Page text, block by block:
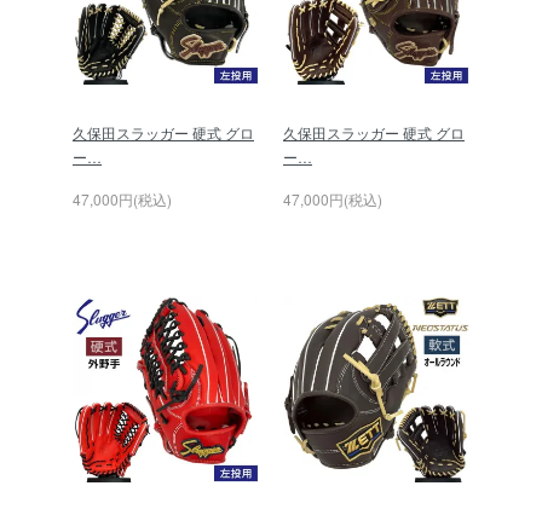
久保田スラッガー 硬式 グロ
ー…
47,000円(税込)
久保田スラッガー 硬式 グロ
ー…
47,000円(税込)